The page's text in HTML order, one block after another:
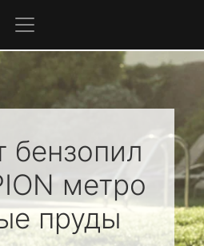
бензопил
метро
пруды